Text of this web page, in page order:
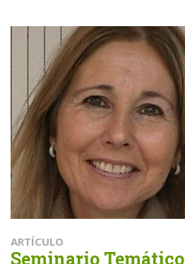
ARTÍCULO
Seminario Temático